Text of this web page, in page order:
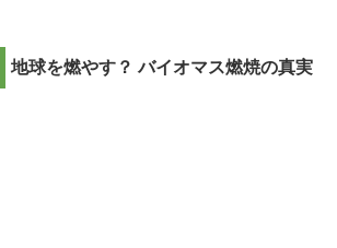
地球を燃やす？ バイオマス燃焼の真実